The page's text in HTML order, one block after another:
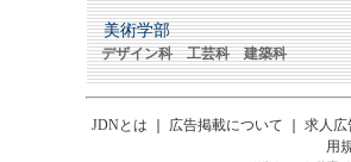
美術学部
デザイン科 工芸科 建築科
JDNとは 広告掲載について
求人広
用